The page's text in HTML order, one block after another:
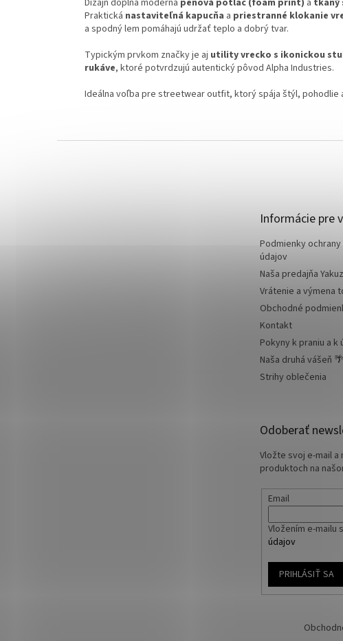
Dizajn dopĺňa moderná penová potlač (foam print) a tkaný
Praktická nastaviteľná kapucňa a priestranné klokanie
a spodný lem pomáhajú udržať teplo a dobrý tvar.
Typickým prvkom značky je aj utility vrecko s ikonickou
rukáve, ktoré potvrdzujú autentický pôvod Alpha Industries.
Ideálna voľba pre streetwear outfit, ktorý spája štýl, pohodlie
Informácie pre
Podmienky
údajov
Naša predajňa
Vrátenie a výmena
Obchodné
Kontakt
Pokyny k praniu a k
Naša druhá vášeň 🌴
Strihy oblečenia
Odoberať
Vložte svoj e-mail
produktoch na
Email
Vložením e-mailu
údajov
PRIHLÁSIŤ SA